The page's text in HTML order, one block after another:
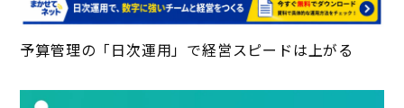
予算管理の「日次運用」で経営スピードは上がる